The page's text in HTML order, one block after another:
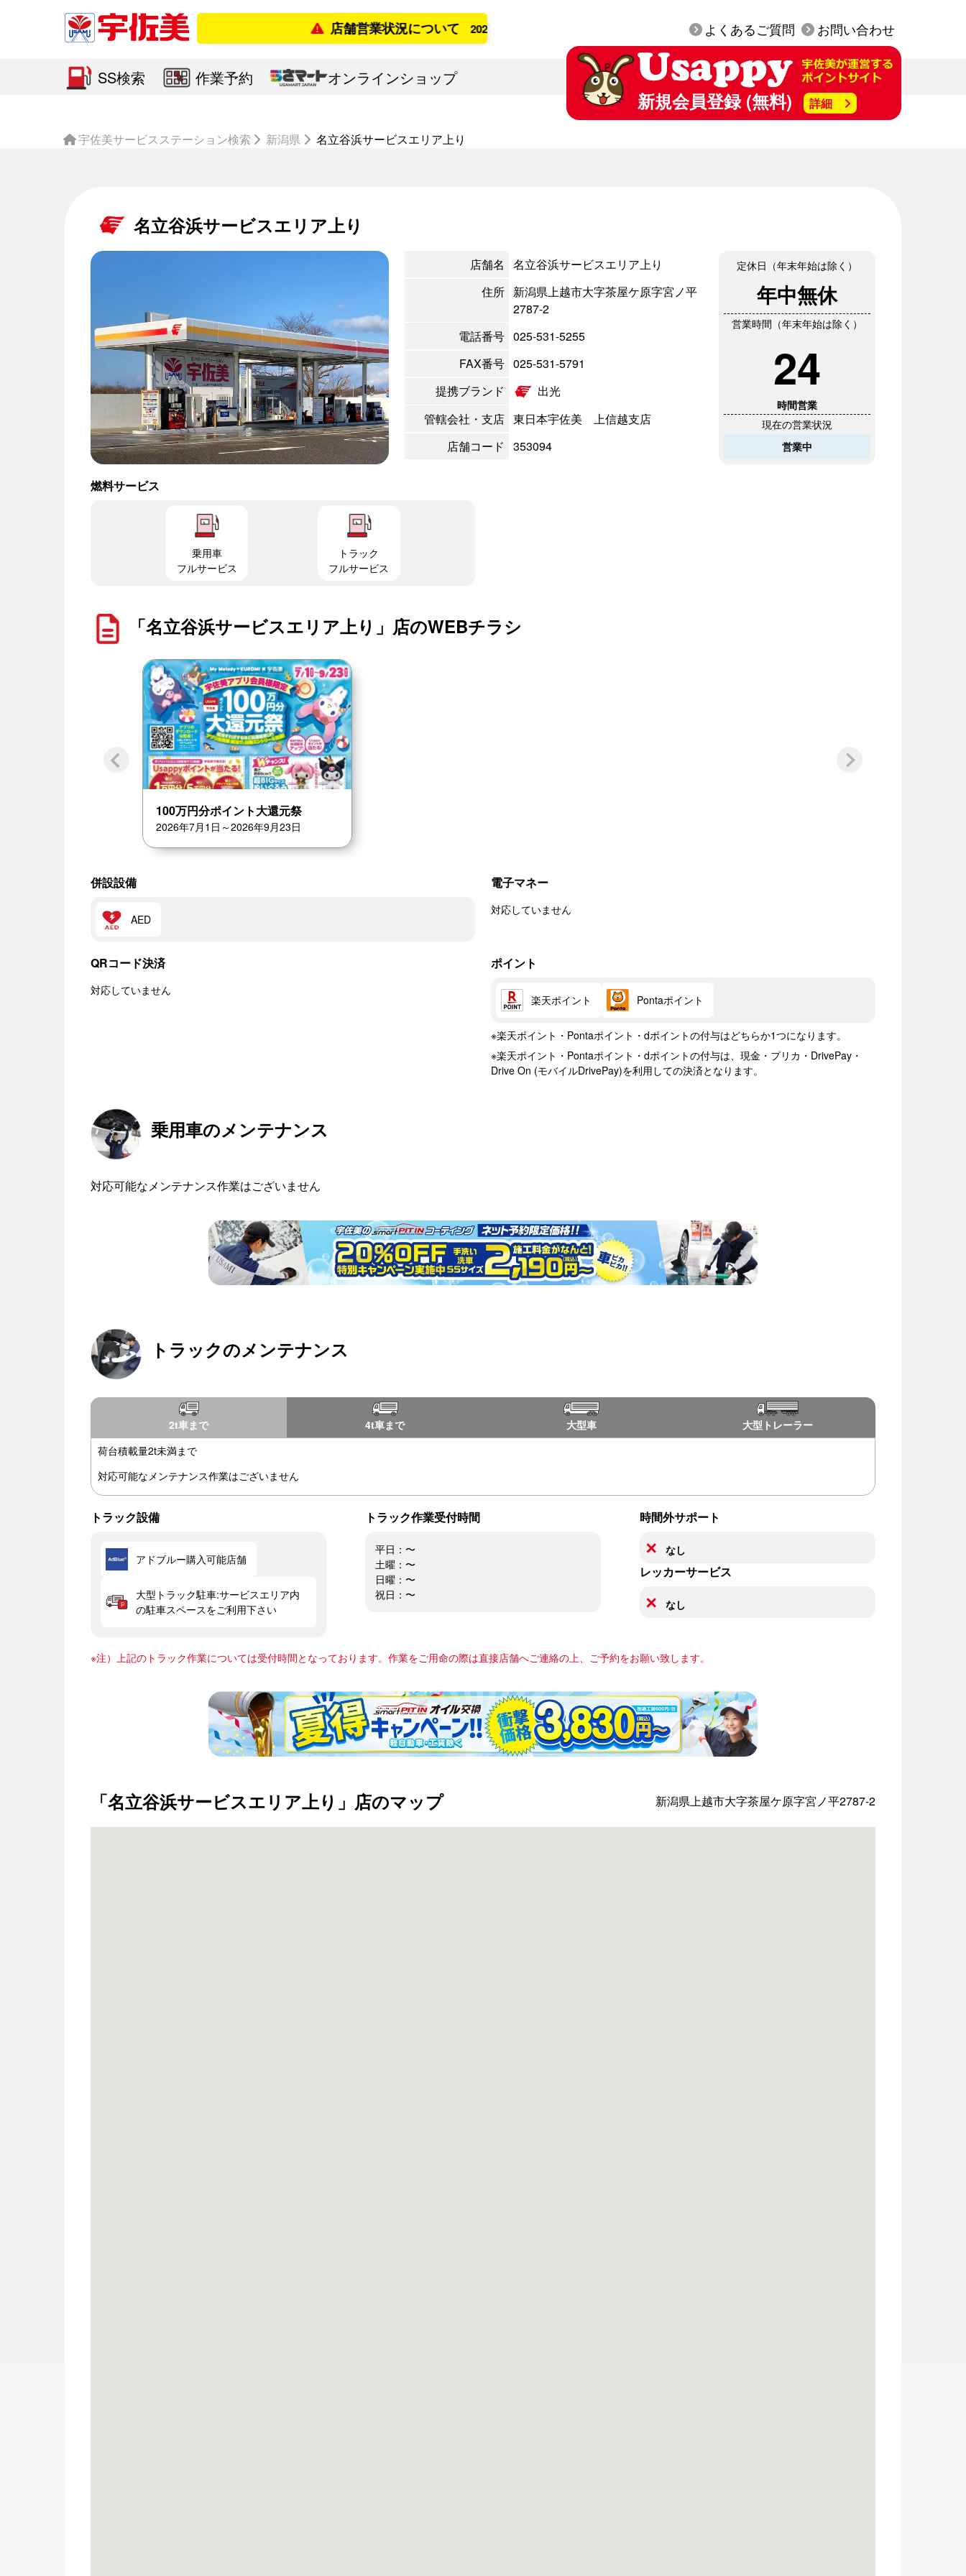
店舗営業状況について 2026年8月7日更新 よくあるご質問 お問い合わせ
SS検索 作業予約 オンラインショップ
新規会員登録 (無料) 詳細
宇佐美サービスステーション検索 新潟県 名立谷浜サービスエリア上り
名立谷浜サービスエリア上り
店舗名
名立谷浜サービスエリア上り
住所 新潟県上越市大字茶屋ケ原字宮ノ平
2787-2
電話番号 025-531-5255
FAX番号 025-531-5791
提携ブランド
出光
管轄会社・支店 東日本宇佐美 上信越支店
店舗コード
353094
定休日（年末年始は除く）
年中無休
営業時間（年末年始は除く）
24
時間営業
現在の営業状況
営業中
燃料サービス
乗用車
フルサービス
トラック
フルサービス
「名立谷浜サービスエリア上り」店のWEBチラシ
100万円分ポイント大還元祭
2026年7月1日～2026年9月23日
併設設備
AED
電子マネー
対応していません
QRコード決済
対応していません
ポイント
楽天ポイント Pontaポイント
※楽天ポイント・Pontaポイント・dポイントの付与はどちらか1つになります。
※楽天ポイント・Pontaポイント・dポイントの付与は、現金・プリカ・DrivePay・
Drive On (モバイルDrivePay)を利用しての決済となります。
乗用車のメンテナンス
対応可能なメンテナンス作業はございません
トラックのメンテナンス
2t車まで 4t車まで 大型車 大型 トレーラー
荷台積載量2t未満まで
対応可能なメンテナンス作業はございません
トラック設備
アドブルー購入可能店舗
大型トラック駐車:サービスエリア内
の駐車スペースをご利用下さい
トラック作業受付時間
平日：〜
土曜：〜
日曜：〜
祝日：〜
時間外サポート
✕ なし
レッカーサービス
✕ なし
※注）上記のトラック作業については受付時間となっております。作業をご用命の際は直接店舗へご連絡の上、ご予約をお願い致します。
「名立谷浜サービスエリア上り」店のマップ 新潟県上越市大字茶屋ケ原字宮ノ平2787-2